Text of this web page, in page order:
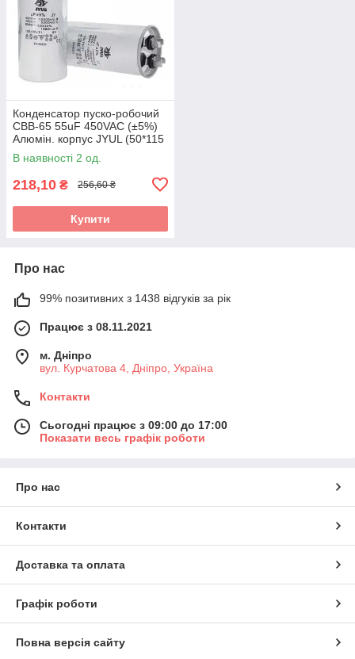
Конденсатор пуско-робочий
CBB-65 55uF 450VAC (±5%)
Алюмін. корпус JYUL (50*115
mm)
В наявності 2 од.
218,10 ₴ 256,60 ₴
Купити
Про нас
99% позитивних з 1438 відгуків за рік
Працює з 08.11.2021
м. Дніпро
вул. Курчатова 4, Дніпро, Україна
Контакти
Сьогодні працює з 09:00 до 17:00
Показати весь графік роботи
Про нас
Контакти
Доставка та оплата
Графік роботи
Повна версія сайту